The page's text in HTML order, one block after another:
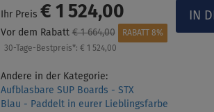
Ihr Preis € 1 524,00
Vor dem Rabatt€ 1 664,00
RABATT 8%
30-Tage-Bestpreis*:€ 1 524,00
Andere in der Kategorie:
Aufblasbare SUP Boards - STX
Blau - Paddelt in eurer Lieblingsfarbe